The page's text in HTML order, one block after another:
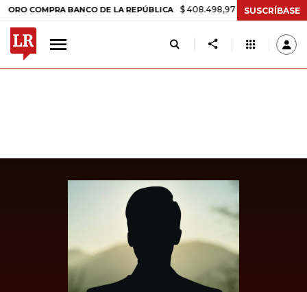
BANCO DE LA REPÚBLICA $ 408.498,97 +$ 8.753,81 +2,19%
SUSCRÍBASE